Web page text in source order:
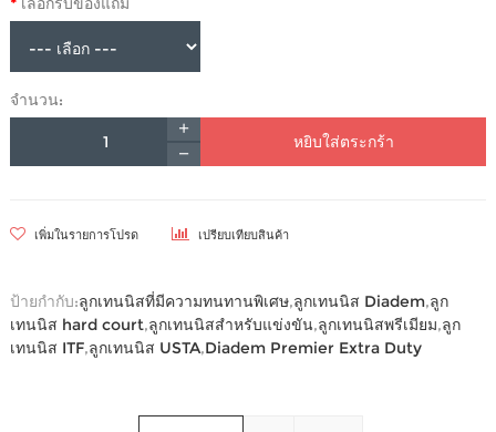
จำนวน:
หยิบใส่ตระกร้า
เพิ่มในรายการโปรด เปรียบเทียบสินค้า
ป้ายกำกับ:ลูกเทนนิสที่มีความทนทานพิเศษ,ลูกเทนนิส Diadem,ลูก
เทนนิส hard court,ลูกเทนนิสสำหรับแข่งขัน,ลูกเทนนิสพรีเมียม,ลูก
เทนนิส ITF,ลูกเทนนิส USTA,Diadem Premier Extra Duty